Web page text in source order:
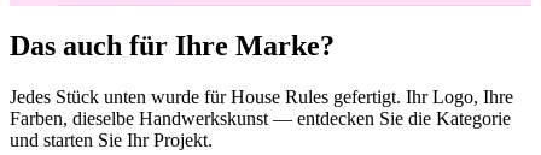
Das auch für Ihre Marke?
Jedes Stück unten wurde für House Rules gefertigt. Ihr Logo, Ihre
Farben, dieselbe Handwerkskunst — entdecken Sie die Kategorie
und starten Sie Ihr Projekt.